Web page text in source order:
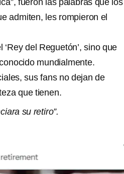
fueron las palabras que los
admiten, les rompieron el
del Reguetón’, sino que
mundialmente.
sus fans no dejan de
que tienen.
su retiro”.